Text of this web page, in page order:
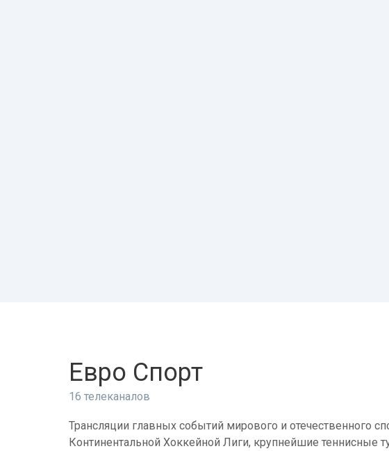
Евро Спорт
16 телеканалов
Трансляции главных событий мирового и отечественного
Континентальной Хоккейной Лиги, крупнейшие теннисные